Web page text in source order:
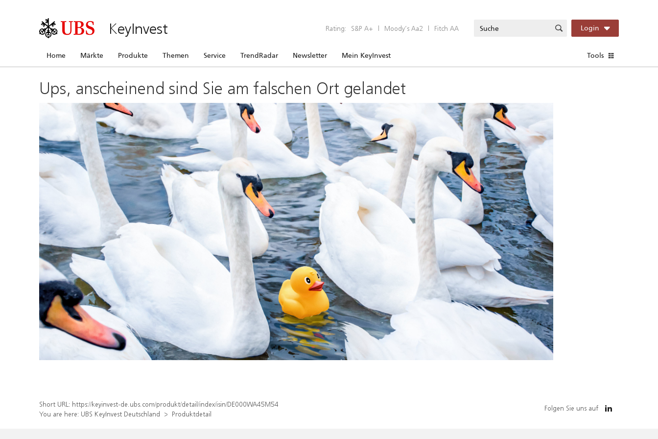
KeyInvest Rating: S&P A+ | Moody’s Aa2 | Fitch AA Login
Home Märkte Produkte Themen Service TrendRadar Newsletter Mein KeyInvest Tools
Ups, anscheinend sind Sie am falschen Ort gelandet
Short URL: https://keyinvest-de.ubs.com/produkt/detail/index/isin/DE000WA45M54
You are here: UBS KeyInvest Deutschland Produktdetail
Folgen Sie uns auf